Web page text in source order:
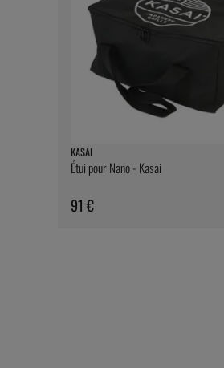
KASAI
Étui pour Nano - Kasai
91 €